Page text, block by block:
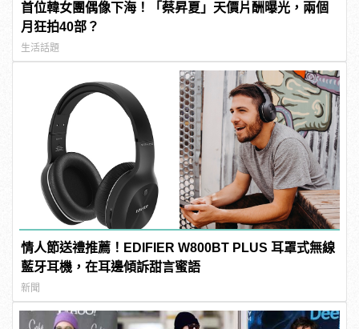
首位韓女團偶像下海！「蔡昇夏」天價片酬曝光，兩個
月狂拍40部？
生活話題
情人節送禮推薦！EDIFIER W800BT PLUS 耳罩式無線
藍牙耳機，在耳邊傾訴甜言蜜語
新聞